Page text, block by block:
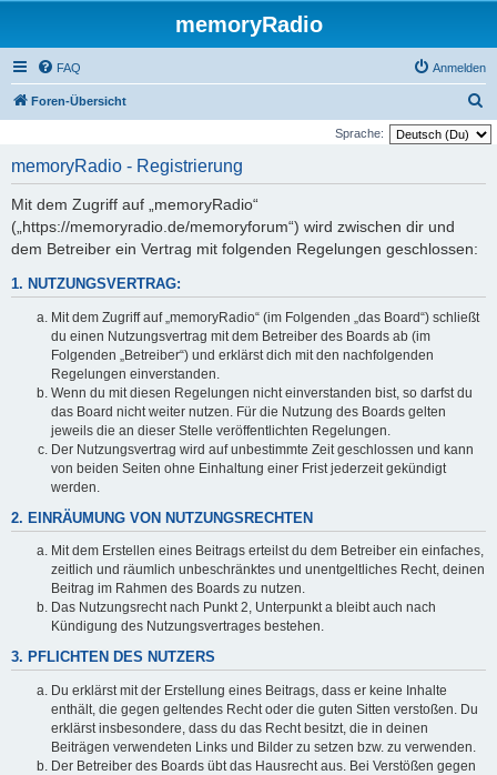
memoryRadio
FAQ Anmelden
Foren-Übersicht
u
Sprache:
memoryRadio - Registrierung
Mit dem Zugriff auf „memoryRadio“
(„https://memoryradio.de/memoryforum“) wird zwischen dir und
dem Betreiber ein Vertrag mit folgenden Regelungen geschlossen:
1. NUTZUNGSVERTRAG:
Mit dem Zugriff auf „memoryRadio“ (im Folgenden „das Board“) schließt
du einen Nutzungsvertrag mit dem Betreiber des Boards ab (im
Folgenden „Betreiber“) und erklärst dich mit den nachfolgenden
Regelungen einverstanden.
Wenn du mit diesen Regelungen nicht einverstanden bist, so darfst du
das Board nicht weiter nutzen. Für die Nutzung des Boards gelten
jeweils die an dieser Stelle veröffentlichten Regelungen.
Der Nutzungsvertrag wird auf unbestimmte Zeit geschlossen und kann
von beiden Seiten ohne Einhaltung einer Frist jederzeit gekündigt
werden.
2. EINRÄUMUNG VON NUTZUNGSRECHTEN
Mit dem Erstellen eines Beitrags erteilst du dem Betreiber ein einfaches,
zeitlich und räumlich unbeschränktes und unentgeltliches Recht, deinen
Beitrag im Rahmen des Boards zu nutzen.
Das Nutzungsrecht nach Punkt 2, Unterpunkt a bleibt auch nach
Kündigung des Nutzungsvertrages bestehen.
3. PFLICHTEN DES NUTZERS
Du erklärst mit der Erstellung eines Beitrags, dass er keine Inhalte
enthält, die gegen geltendes Recht oder die guten Sitten verstoßen. Du
erklärst insbesondere, dass du das Recht besitzt, die in deinen
Beiträgen verwendeten Links und Bilder zu setzen bzw. zu verwenden.
Der Betreiber des Boards übt das Hausrecht aus. Bei Verstößen gegen